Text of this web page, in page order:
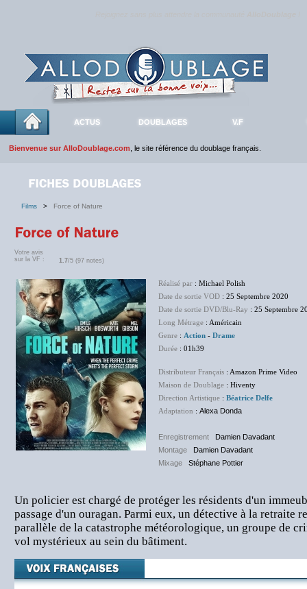
ACTUS DOUBLAGES V.F
Bienvenue sur AlloDoublage.com , le site référence du doublage français.
Films > Force of Nature
Votre avis
sur la VF :
1.7/5 (97 notes)
Réalisé par : Michael Polish
Date de sortie VOD : 25 Septembre 2020
Date de sortie DVD/Blu-Ray : 25 Septembre
Long Métrage : Américain
Genre : Action - Drame
Durée : 01h39
Distributeur Français : Amazon Prime Video
Maison de Doublage : Hiventy
Direction Artistique : Béatrice Delfe
Adaptation : Alexa Donda
Enregistrement
Damien Davadant
Montage
Damien Davadant
Mixage
Stéphane Pottier
Un policier est chargé de protéger les résidents d'un
passage d'un ouragan. Parmi eux, un détective à la retraite
parallèle de la catastrophe météorologique, un groupe de
vol mystérieux au sein du bâtiment.